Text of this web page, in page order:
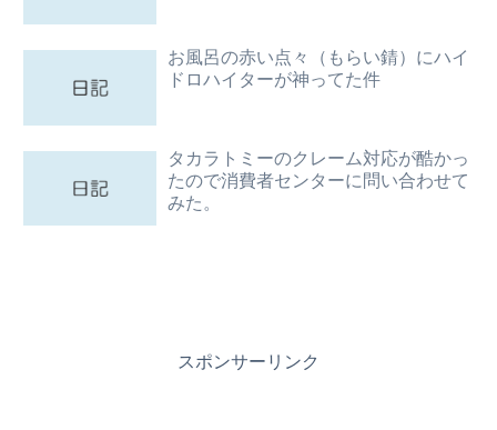
お風呂の赤い点々（もらい錆）にハイ
ドロハイターが神ってた件
タカラトミーのクレーム対応が酷かっ
たので消費者センターに問い合わせて
みた。
スポンサーリンク